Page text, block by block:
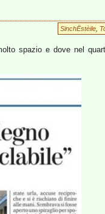
SinchËstèile
spazio e dove nel